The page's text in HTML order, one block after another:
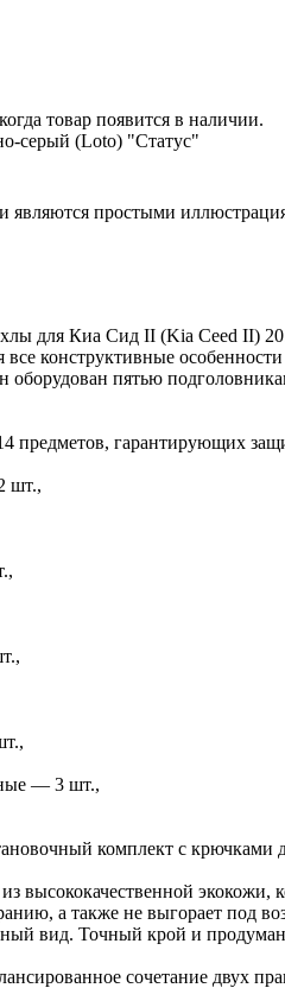
товар появится в наличии.
серый (Loto) "Статус"
простыми
для Киа Сид II (Kia Ceed II)
конструктивные
оборудован пятью
предметов, гарантирующих
шт.,
— 3 шт.,
комплект с крючками
высококачественной экокожи,
а также не выгорает под
вид. Точный крой и
сочетание двух